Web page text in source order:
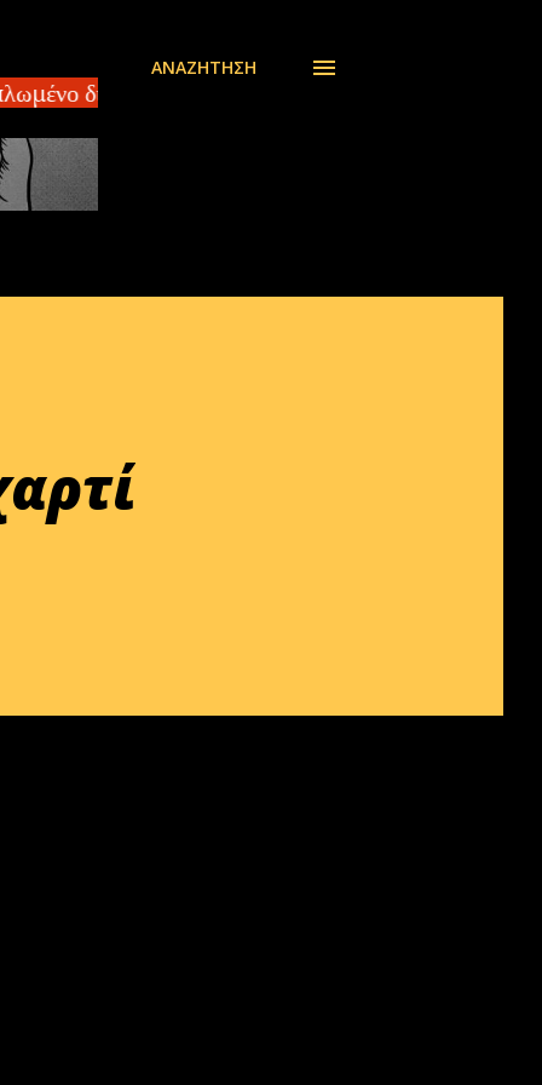
140 τ.μ ΣΠΑΡΤΗ – Πωλείται
ΑΝΑΖΉΤΗΣΗ